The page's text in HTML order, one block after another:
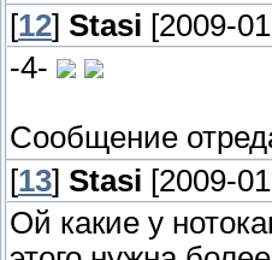
[12] Stasi [2009-
-4-
Сообщение
[13] Stasi [2009-
Ой какие у